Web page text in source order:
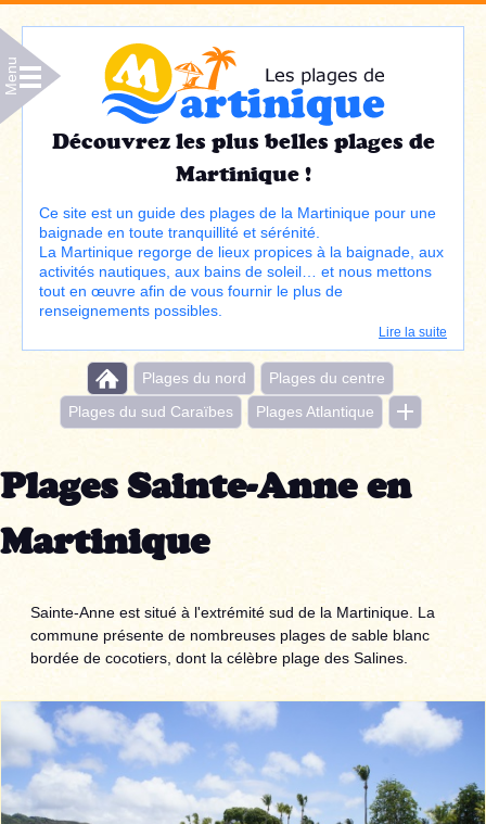
Découvrez les plus belles plages de
Martinique !
Ce site est un guide des plages de la Martinique pour une
baignade en toute tranquillité et sérénité.
La Martinique regorge de lieux propices à la baignade, aux
activités nautiques, aux bains de soleil… et nous mettons
tout en œuvre afin de vous fournir le plus de
renseignements possibles.
Lire la suite
Menu
Plages du nord
Plages du centre
Plages du sud Caraïbes
Plages Atlantique
Plages Sainte-Anne en
Martinique
Sainte-Anne est situé à l'extrémité sud de la Martinique. La
commune présente de nombreuses plages de sable blanc
bordée de cocotiers, dont la célèbre plage des Salines.